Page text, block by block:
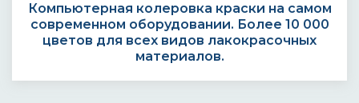
Компьютерная колеровка краски на самом
современном оборудовании. Более 10 000
цветов для всех видов лакокрасочных
материалов.